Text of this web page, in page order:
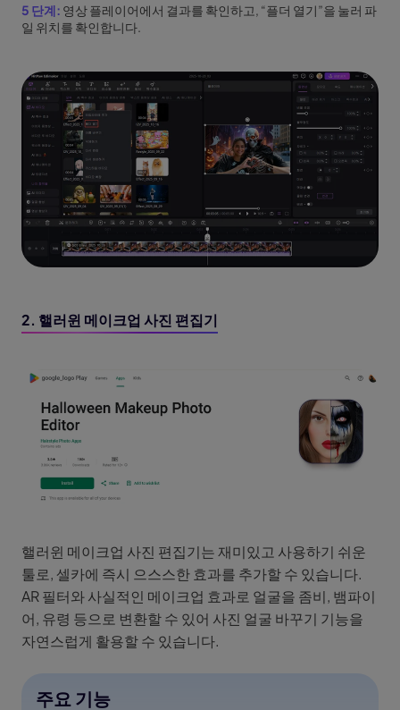
5 단계: 영상 플레이어에서 결과를 확인하고, “플더 열기”을 눌러 파
일 위치를 확인합니다.
2. 핼러윈 메이크업 사진 편집기
핼러윈 메이크업 사진 편집기는 재미있고 사용하기 쉬운
툴로, 셀카에 즉시 으스스한 효과를 추가할 수 있습니다.
AR 필터와 사실적인 메이크업 효과로 얼굴을 좀비, 뱀파이
어, 유령 등으로 변환할 수 있어 사진 얼굴 바꾸기 기능을
자연스럽게 활용할 수 있습니다.
주요 기능